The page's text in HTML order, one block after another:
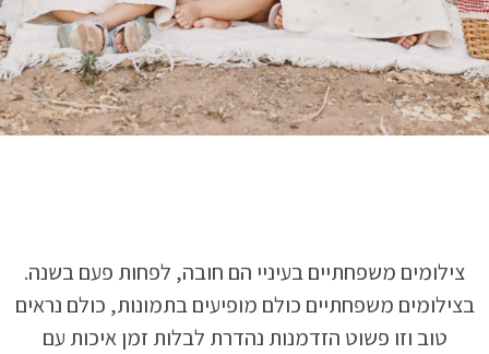
צילומים משפחתיים בעיניי הם חובה, לפחות פעם בשנה.
בצילומים משפחתיים כולם מופיעים בתמונות, כולם נראים
טוב וזו פשוט הזדמנות נהדרת לבלות זמן איכות עם